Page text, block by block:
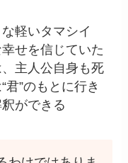
軽いタマシイ
せを信じていた
主人公自身も死
”のもとに行き
ができる